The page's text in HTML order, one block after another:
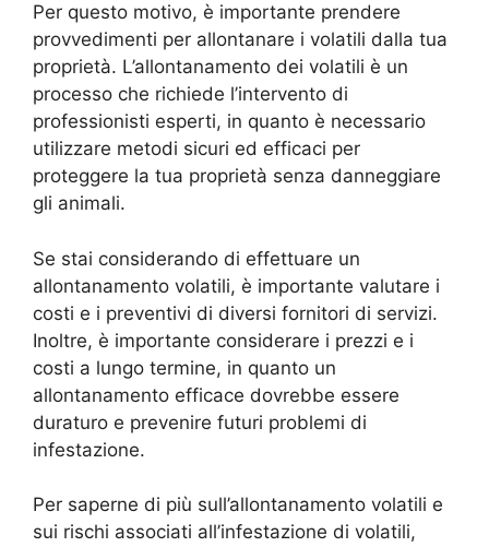
Per questo motivo, è importante prendere
provvedimenti per allontanare i volatili dalla tua
proprietà. L’allontanamento dei volatili è un
processo che richiede l’intervento di
professionisti esperti, in quanto è necessario
utilizzare metodi sicuri ed efficaci per
proteggere la tua proprietà senza danneggiare
gli animali.
Se stai considerando di effettuare un
allontanamento volatili, è importante valutare i
costi e i preventivi di diversi fornitori di servizi.
Inoltre, è importante considerare i prezzi e i
costi a lungo termine, in quanto un
allontanamento efficace dovrebbe essere
duraturo e prevenire futuri problemi di
infestazione.
Per saperne di più sull’allontanamento volatili e
sui rischi associati all’infestazione di volatili,